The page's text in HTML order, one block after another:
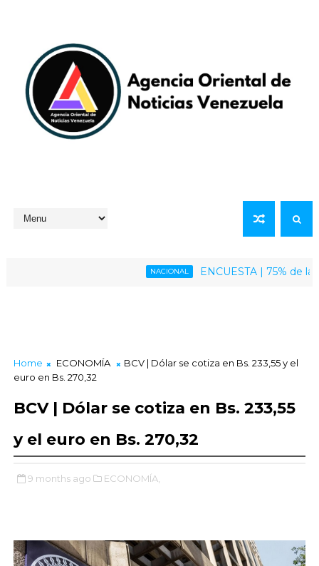
NACIONAL ENCUESTA | 75% de la
Home ECONOMÍA
BCV | Dólar se cotiza en Bs. 233,55 y el
euro en Bs. 270,32
BCV | Dólar se cotiza en Bs. 233,55
y el euro en Bs. 270,32
9 months ago ECONOMÍA,